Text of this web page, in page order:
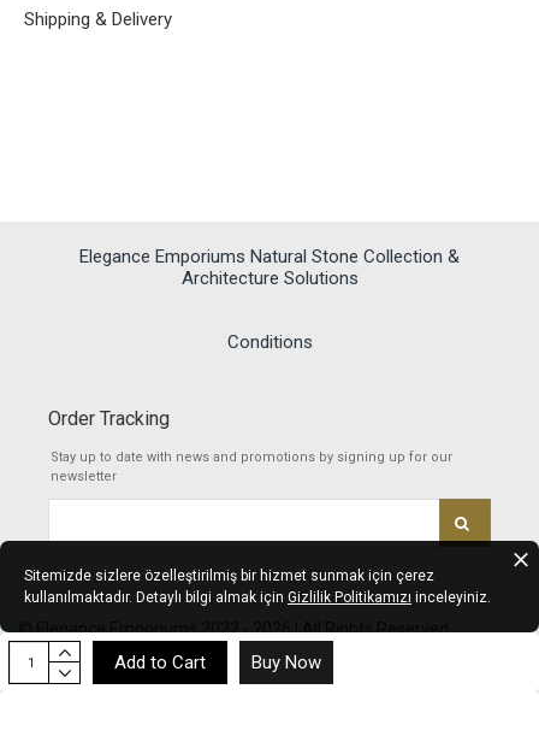
Add to Cart Buy Now
Shipping & Delivery
Elegance Emporiums Natural Stone Collection &
Architecture Solutions
Conditions
Order Tracking
Stay up to date with news and promotions by signing up for our
newsletter
© Elegance Emporiums 2022 - 2026 | All Rights Reserved
Sitemizde sizlere özelleştirilmiş bir hizmet sunmak için çerez
kullanılmaktadır. Detaylı bilgi almak için Gizlilik Politikamızı inceleyiniz.